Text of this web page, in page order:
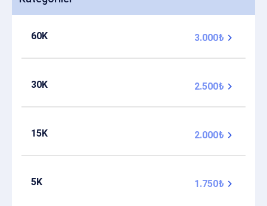
60K 3.000₺ chevron_right
30K 2.500₺ chevron_right
15K 2.000₺ chevron_right
5K 1.750₺ chevron_right